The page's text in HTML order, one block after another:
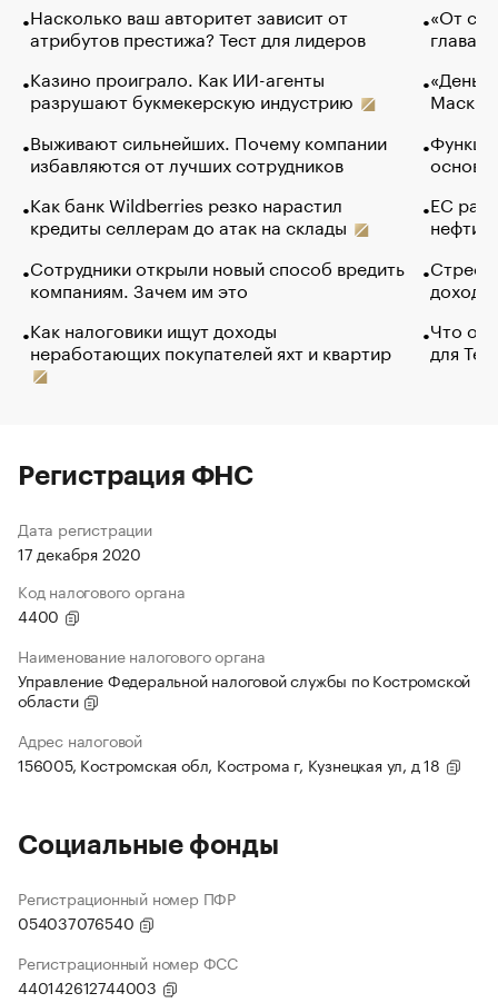
Насколько ваш авторитет зависит от
атрибутов престижа? Тест для лидеров
Казино проиграло. Как ИИ-агенты
разрушают букмекерскую индустрию
Выживают сильнейших. Почему компании
избавляются от лучших сотрудников
Как банк Wildberries резко нарастил
кредиты селлерам до атак на склады
Сотрудники открыли новый способ вредить
компаниям. Зачем им это
Как налоговики ищут доходы
неработающих покупателей яхт и квартир
«От
глава
Маск в
основ
ЕС
нефти
Что
для
Регистрация ФНС
Дата регистрации
17 декабря 2020
Код налогового органа
4400
Наименование налогового органа
Управление Федеральной налоговой службы по Костромской
области
Адрес налоговой
156005, Костромская обл, Кострома г, Кузнецкая ул, д 18
Социальные фонды
Регистрационный номер ПФР
054037076540
Регистрационный номер ФСС
440142612744003